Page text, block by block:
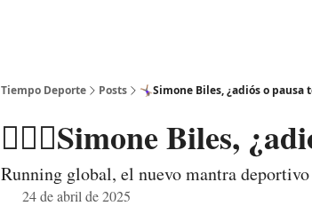
Tiempo Deporte Posts 🤸🏾‍♀️Simone Biles, ¿adiós o
🤸🏾‍♀️Simone Biles,
Running global, el nuevo mantra deportivo
24 de abril de 2025